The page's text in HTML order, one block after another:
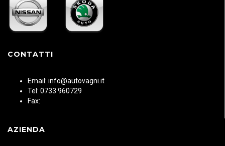
CONTATTI
Email: info@autovagni.it
Tel: 0733 960729
Fax:
AZIENDA